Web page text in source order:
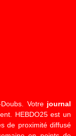
Votre journal
HEBDO25 est un
de proximité diffusé